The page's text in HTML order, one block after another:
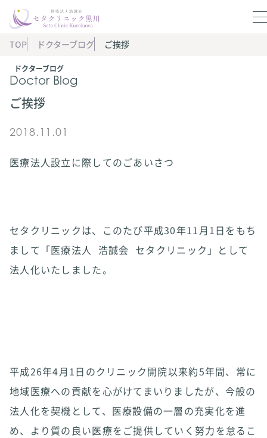
ドクターブログ
Doctor Blog
TOP ドクターブログ ご挨拶
ご挨拶
2018.11.01
医療法人設立に際してのごあいさつ
セタクリニックは、このたび平成30年11月1日をもち
まして「医療法人 浩誠会 セタクリニック」として
法人化いたしました。
平成26年4月1日のクリニック開院以来約5年間、常に
地域医療への貢献を心がけてまいりましたが、今般の
法人化を契機として、医療設備の一層の充実化を進
め、より質の良い医療をご提供していく努力を怠るこ